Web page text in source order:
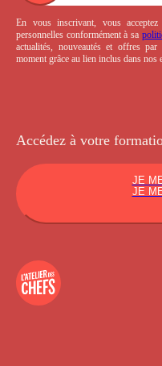
En vous inscrivant, vous
personnelles conformément à sa
actualités, nouveautés et offres
moment grâce au lien inclus dans nos
Accédez à votre
JE
JE